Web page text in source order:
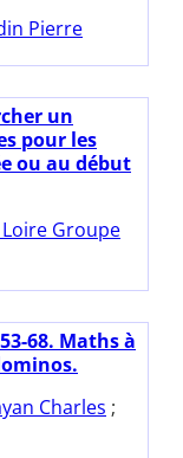
Pierre
un
pour les
ou au début
Loire Groupe
68. Maths à
Charles ;